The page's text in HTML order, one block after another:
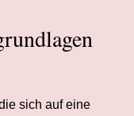
sich auf eine